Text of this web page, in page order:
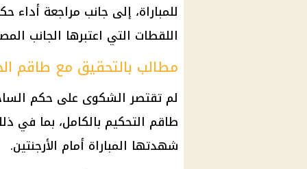
للمباراة، إلى جانب مراجعة أداء
اللقطات التي اعتبرها الجانب
مطالب بالتحقيق مع طاقم
لم تقتصر الشكوى على حكم
طاقم التحكيم بالكامل، بما في
شهدتها المباراة أمام الأرجنتين.